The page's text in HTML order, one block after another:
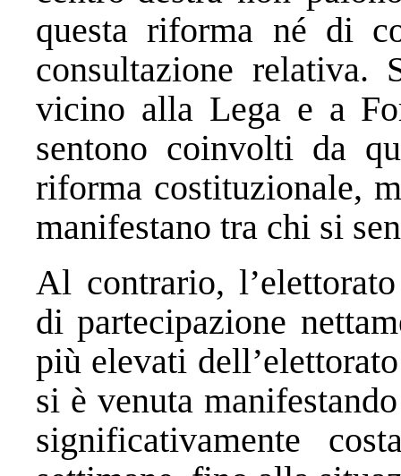
questa riforma né di
consultazione
vicino alla Lega e a
sentono coinvolti da
riforma costituzionale,
manifestano tra chi si
Al contrario,
di partecipazione
più elevati
si è venuta
significativamente